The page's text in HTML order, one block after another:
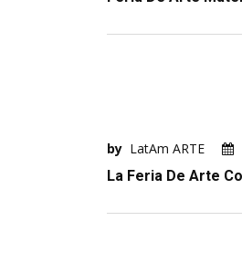
by LatAm ARTE
La Feria De Arte